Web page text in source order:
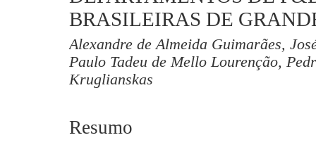
BRASILEIRAS DE
Alexandre de Almeida Guimarães,
Paulo Tadeu de Mello Lourenção,
Kruglianskas
Resumo